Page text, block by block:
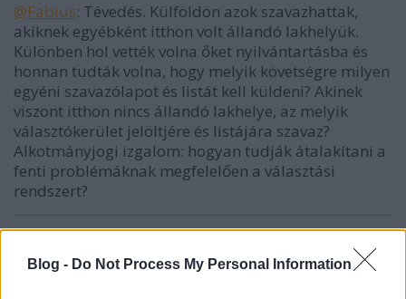
Blog - Do Not Process My Personal Information
@Fabius: Tévedés. Külföldön azok szavazhattak,
akiknek egyébként itthon volt állandó lakhelyük.
Különben hol vették volna őket nyilvántartásba és
honnan tudták volna, hogy melyik követségre milyen
egyéni szavazólapot és listát kell küldeni? Akinek
viszont itthon nincs állandó lakhelye, az melyik
választókerület jelöltjére és listájára szavaz?
Alkotmányjogi izgalom: hogyan tudják átalakítani a
fenti problémáknak megfelelően a választási
rendszert?
Kalmár